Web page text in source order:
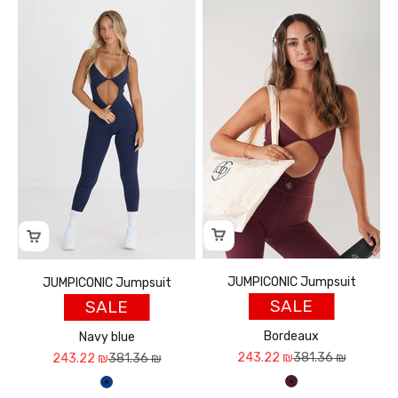
JUMPICONIC Jumpsuit
SALE
Navy blue
Sale price
243.22 ₪Regular price
381.36 ₪
כחול נייבי
JUMPICONIC Jumpsuit
SALE
Bordeaux
Sale price
243.22 ₪Regular price
381.36 ₪
בורדו